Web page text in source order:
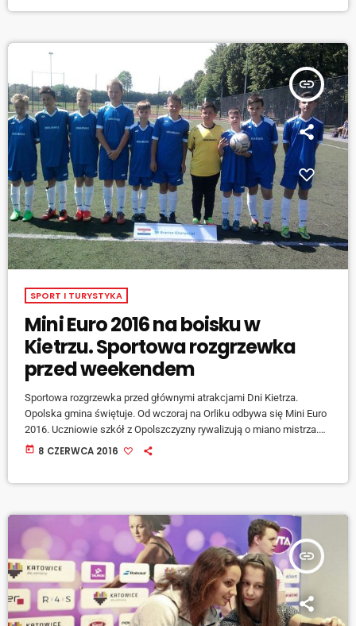
insert_link
SPORT I TURYSTYKA
Mini Euro 2016 na boisku w
Kietrzu. Sportowa rozgrzewka
przed weekendem
Sportowa rozgrzewka przed głównymi atrakcjami Dni Kietrza.
Opolska gmina świętuje. Od wczoraj na Orliku odbywa się Mini Euro
2016. Uczniowie szkół z Opolszczyzny rywalizują o miano mistrza.
Dziś odwiedziliśmy ich na boisku z mikrofonem. [jwplayer
wcielili się w role […]
today 8 CZERWCA 2016
insert_link